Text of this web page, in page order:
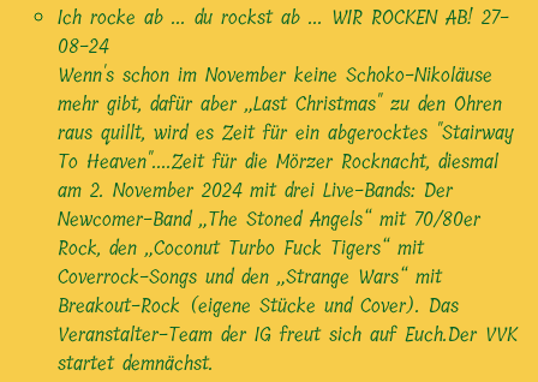
Ich rocke ab ... du rockst ab ... WIR ROCKEN AB! 27-
08-24
Wenn's schon im November keine Schoko-Nikoläuse
mehr gibt, dafür aber „Last Christmas" zu den Ohren
raus quillt, wird es Zeit für ein abgerocktes "Stairway
To Heaven"....Zeit für die Mörzer Rocknacht, diesmal
am 2. November 2024 mit drei Live-Bands: Der
Newcomer-Band „The Stoned Angels“ mit 70/80er
Rock, den „Coconut Turbo Fuck Tigers“ mit
Coverrock-Songs und den „Strange Wars“ mit
Breakout-Rock (eigene Stücke und Cover). Das
Veranstalter-Team der IG freut sich auf Euch.Der VVK
startet demnächst.